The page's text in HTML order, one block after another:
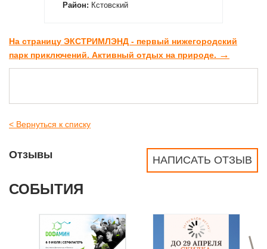
Район: Кстовский
На страницу ЭКСТРИМЛЭНД - первый нижегородский
парк приключений. Активный отдых на природе. →
< Вернуться к списку
НАПИСАТЬ ОТЗЫВ
Отзывы
СОБЫТИЯ
>